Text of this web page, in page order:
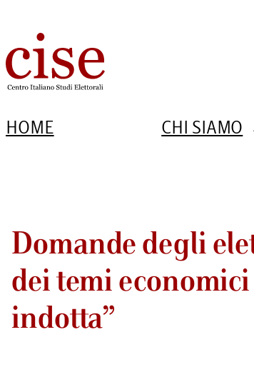
HOME CHI SIAMO
Domande degli
dei temi
indotta”